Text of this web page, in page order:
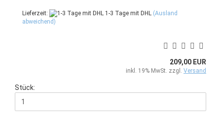
Lieferzeit: 1-3 Tage mit DHL (Ausland
abweichend)
209,00 EUR
inkl. 19% MwSt. zzgl. Versand
Stück: